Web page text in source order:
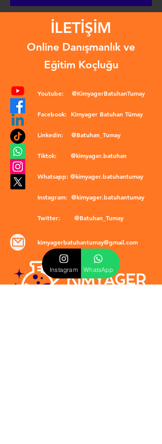
İLETİŞİM
Online Danışmanlık ve
Eğitim Koçluğu
Youtube: @KimyagerBatuhanTumay
Facebook: Kimyager Batuhan Tümay
Linkedin: @Batuhan_Tumay
Tiktok: @kimyager.batuhan
Whatsapp: @kimyager.batuhantumay
Instagram: @kimyager.batuhantumay
Twitter: @Batuhan_Tumay
kimyagerbatuhantumay@gmail.com
Instagram WhatsApp